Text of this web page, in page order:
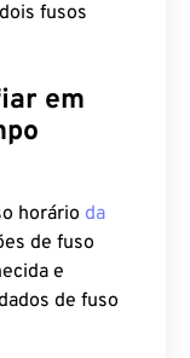
fusos
em
horário da
de fuso
e
de fuso